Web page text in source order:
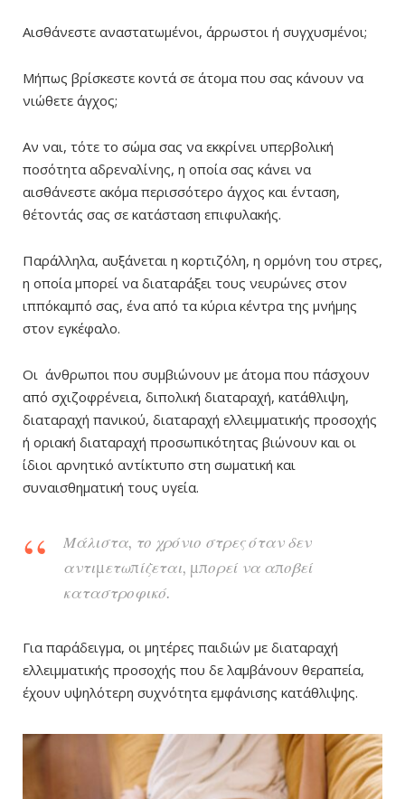
Αισθάνεστε αναστατωμένοι, άρρωστοι ή συγχυσμένοι;
Μήπως βρίσκεστε κοντά σε άτομα που σας κάνουν να
νιώθετε άγχος;
Αν ναι, τότε το σώμα σας να εκκρίνει υπερβολική
ποσότητα αδρεναλίνης, η οποία σας κάνει να
αισθάνεστε ακόμα περισσότερο άγχος και ένταση,
θέτοντάς σας σε κατάσταση επιφυλακής.
Παράλληλα, αυξάνεται η κορτιζόλη, η ορμόνη του στρες,
η οποία μπορεί να διαταράξει τους νευρώνες στον
ιππόκαμπό σας, ένα από τα κύρια κέντρα της μνήμης
στον εγκέφαλο.
Οι άνθρωποι που συμβιώνουν με άτομα που πάσχουν
από σχιζοφρένεια, διπολική διαταραχή, κατάθλιψη,
διαταραχή πανικού, διαταραχή ελλειμματικής προσοχής
ή οριακή διαταραχή προσωπικότητας βιώνουν και οι
ίδιοι αρνητικό αντίκτυπο στη σωματική και
συναισθηματική τους υγεία.
Μάλιστα, το χρόνιο στρες όταν δεν
αντιμετωπίζεται, μπορεί να αποβεί
καταστροφικό.
Για παράδειγμα, οι μητέρες παιδιών με διαταραχή
ελλειμματικής προσοχής που δε λαμβάνουν θεραπεία,
έχουν υψηλότερη συχνότητα εμφάνισης κατάθλιψης.